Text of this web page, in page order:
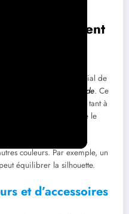
: comment
oversized, il est crucial de
accessoires de mode. Ce
incroyable. Il s’adapte tant à
. Des teintes comme le
couleurs. Par exemple, un
équilibrer la silhouette.
et d’accessoires